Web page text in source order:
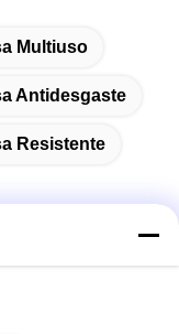
Multiuso
Antidesgaste
Resistente